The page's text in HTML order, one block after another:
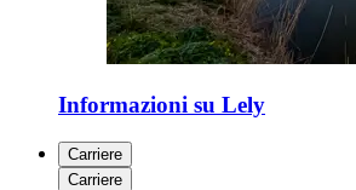
Informazioni su Lely
Carriere
Carriere